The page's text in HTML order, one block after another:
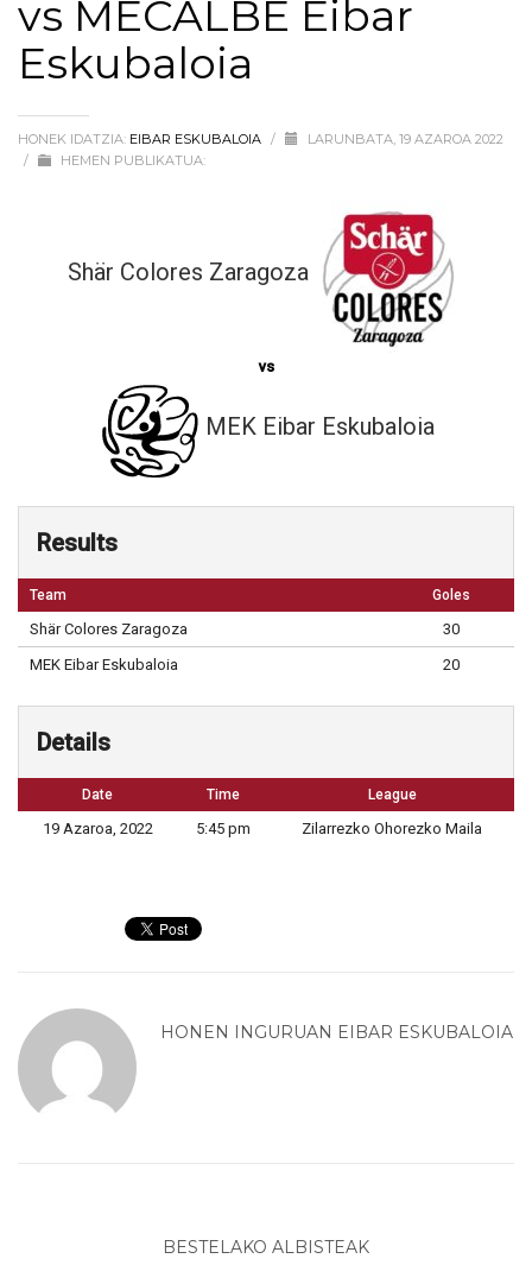
vs MECALBE Eibar
Eskubaloia
HONEK IDATZIA: EIBAR ESKUBALOIA /
LARUNBATA, 19 AZAROA 2022
/
HEMEN PUBLIKATUA:
Shär Colores Zaragoza
vs
MEK Eibar Eskubaloia
Results
Team Goles
Shär Colores Zaragoza
30
MEK Eibar Eskubaloia
20
Details
Date Time League
19 Azaroa, 2022 5:45 pm Zilarrezko Ohorezko Maila
HONEN INGURUAN EIBAR ESKUBALOIA
BESTELAKO ALBISTEAK